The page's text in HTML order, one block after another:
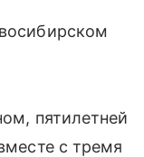
пятилетней
с тремя